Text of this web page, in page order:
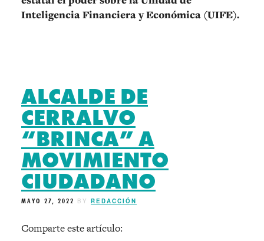
Inteligencia Financiera y Económica (UIFE).
ALCALDE DE
CERRALVO
“BRINCA” A
MOVIMIENTO
CIUDADANO
MAYO 27, 2022 BY REDACCIÓN
Comparte este artículo: